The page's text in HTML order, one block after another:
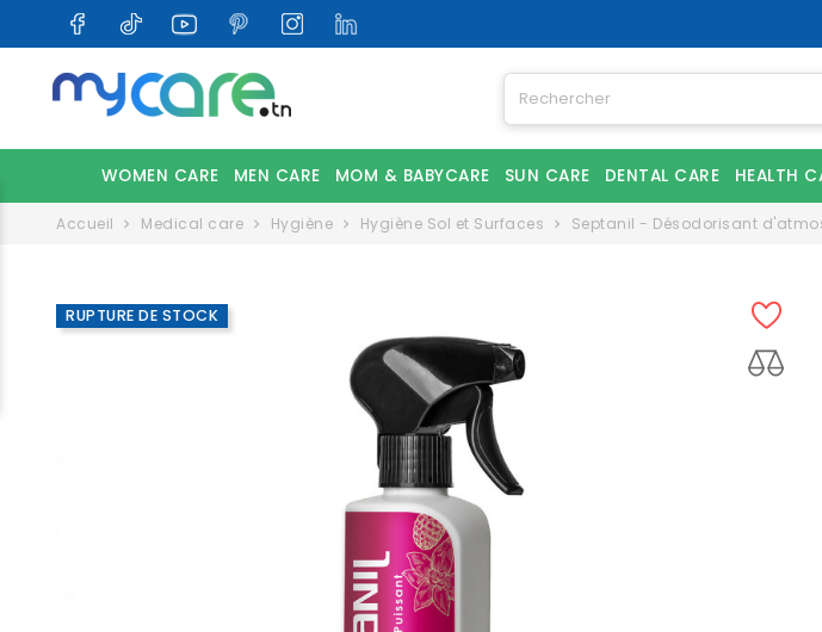
WOMEN CARE MEN CARE MOM & BABYCARE SUN CARE DENTAL CARE HEALTH
Accueil Medical care Hygiène Hygiène Sol et Surfaces Septanil - Désodorisant
RUPTURE DE STOCK